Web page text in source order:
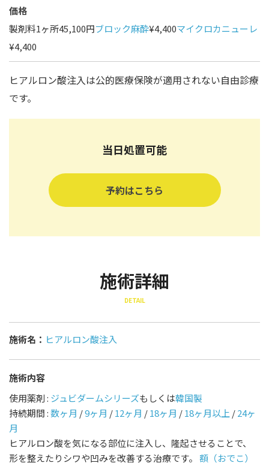
価格
製剤料1ヶ所45,100円ブロック麻酔¥4,400マイクロカニューレ
¥4,400
ヒアルロン酸注入は公的医療保険が適用されない自由診療
です。
当日処置可能
予約はこちら
施術詳細
DETAIL
施術名： ヒアルロン酸注入
施術内容
使用薬剤 : ジュビダームシリーズもしくは韓国製
持続期間 :数ヶ月 /9ヶ月 /12ヶ月 /18ヶ月 /18ヶ月以上 /24ヶ
月
ヒアルロン酸を気になる部位に注入し、隆起させることで、
形を整えたりシワや凹みを改善する治療です。 額（おでこ）